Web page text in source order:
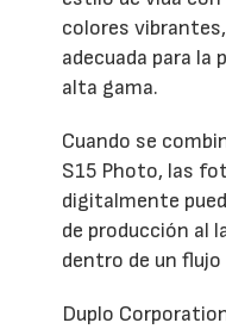
colores
adecuada para
alta gama.
Cuando se
S15 Photo, las
digitalmente
de producción al
dentro de un
Duplo